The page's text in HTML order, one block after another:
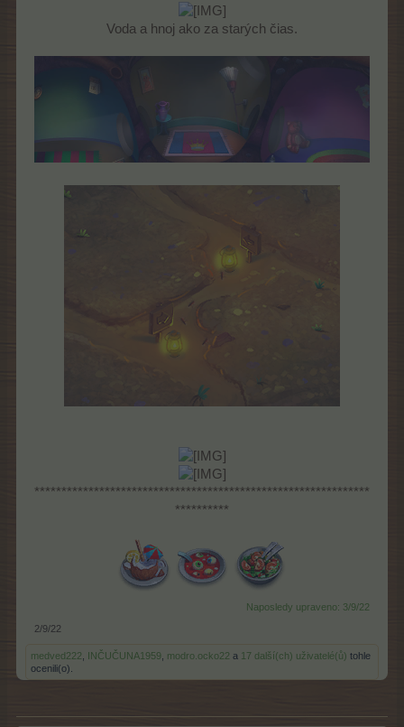
Voda a hnoj ako za starých čias.
**************************************************************
**********
Naposledy upraveno: 3/9/22
2/9/22
medved222 INČUČUNA1959 modro.ocko22 a 17 další(ch) uživatelé(ů) tohle
ocenili(o).